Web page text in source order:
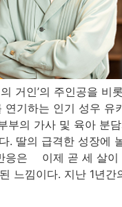
거인’의 주인공을 비
연기하는 인기 성우 유
부의 가사 및 육아 분
. 딸의 급격한 성장에
응은 이제 곧 세 살이
된 느낌이다. 지난 1년